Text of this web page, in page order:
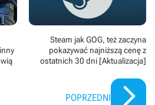
Steam jak GOG, też zaczyna
pokazywać najniższą cenę z
ostatnich 30 dni [Aktualizacja]
POPRZEDNI